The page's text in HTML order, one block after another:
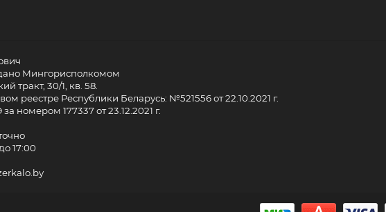
Мингорисполкомом
тракт, 30/1, кв. 58.
реестре Республики Беларусь: №521556 от 22.10.2021 г.
номером 177337 от 23.12.2021 г.
17:00